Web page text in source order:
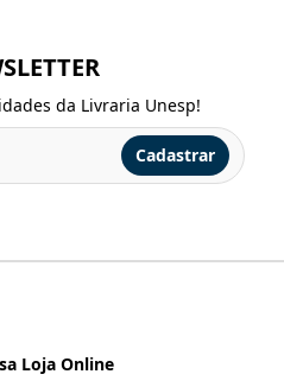
da Livraria Unesp!
Cadastrar
Loja Online